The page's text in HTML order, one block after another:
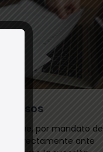
que, por mandato de
directamente ante